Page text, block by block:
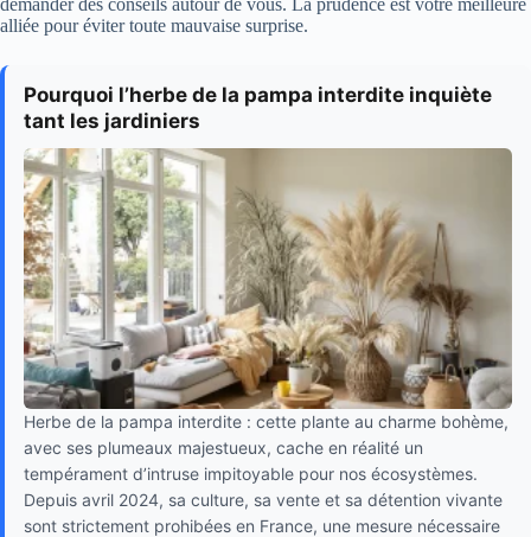
demander des conseils autour de vous. La prudence est votre meilleure
alliée pour éviter toute mauvaise surprise.
Pourquoi l’herbe de la pampa interdite inquiète
tant les jardiniers
Herbe de la pampa interdite : cette plante au charme bohème,
avec ses plumeaux majestueux, cache en réalité un
tempérament d’intruse impitoyable pour nos écosystèmes.
Depuis avril 2024, sa culture, sa vente et sa détention vivante
sont strictement prohibées en France, une mesure nécessaire